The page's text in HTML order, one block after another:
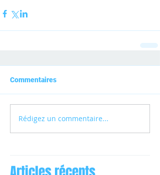
Commentaires
Rédigez un commentaire...